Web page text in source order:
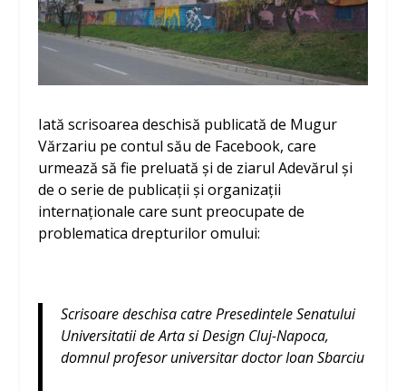
Iată scrisoarea deschisă publicată de Mugur
Vărzariu pe contul său de Facebook, care
urmează să fie preluată și de ziarul Adevărul și
de o serie de publicații și organizații
internaționale care sunt preocupate de
problematica drepturilor omului:
Scrisoare deschisa catre Presedintele Senatului
Universitatii de Arta si Design Cluj-Napoca,
domnul profesor universitar doctor Ioan Sbarciu